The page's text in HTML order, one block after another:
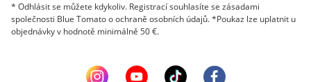
* Odhlásit se můžete kdykoliv. Registrací souhlasíte se zásadami
společnosti Blue Tomato o ochraně osobních údajů. *Poukaz lze uplatnit u
objednávky v hodnotě minimálně 50 €.